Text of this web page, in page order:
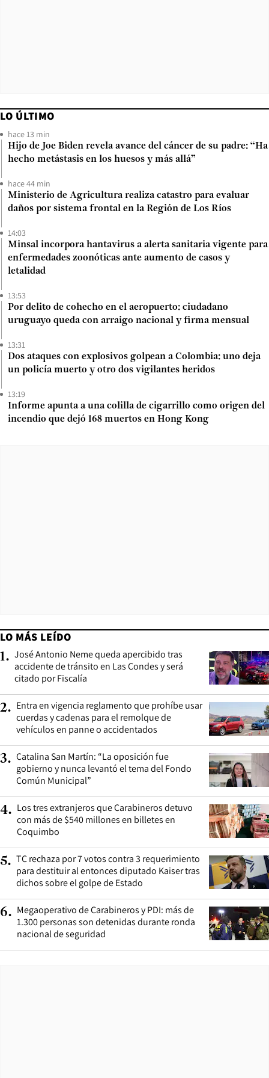
LO ÚLTIMO
hace 13 min
Hijo de Joe Biden revela avance del cáncer de su padre: “Ha
hecho metástasis en los huesos y más allá”
hace 44 min
Ministerio de Agricultura realiza catastro para evaluar
daños por sistema frontal en la Región de Los Ríos
14:03
Minsal incorpora hantavirus a alerta sanitaria vigente para
enfermedades zoonóticas ante aumento de casos y
letalidad
13:53
Por delito de cohecho en el aeropuerto: ciudadano
uruguayo queda con arraigo nacional y firma mensual
13:31
Dos ataques con explosivos golpean a Colombia: uno deja
un policía muerto y otro dos vigilantes heridos
13:19
Informe apunta a una colilla de cigarrillo como origen del
incendio que dejó 168 muertos en Hong Kong
LO MÁS LEÍDO
1. José Antonio Neme queda apercibido tras
accidente de tránsito en Las Condes y será
citado por Fiscalía
2. Entra en vigencia reglamento que prohíbe usar
cuerdas y cadenas para el remolque de
vehículos en panne o accidentados
3. Catalina San Martín: “La oposición fue
gobierno y nunca levantó el tema del Fondo
Común Municipal”
4. Los tres extranjeros que Carabineros detuvo
con más de $540 millones en billetes en
Coquimbo
5. TC rechaza por 7 votos contra 3 requerimiento
para destituir al entonces diputado Kaiser tras
dichos sobre el golpe de Estado
6. Megaoperativo de Carabineros y PDI: más de
1.300 personas son detenidas durante ronda
nacional de seguridad